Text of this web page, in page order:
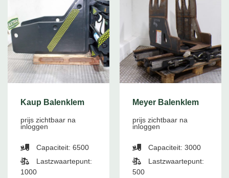
Kaup Balenklem
prijs zichtbaar na
inloggen
Capaciteit: 6500
Lastzwaartepunt:
1000
Meyer Balenklem
prijs zichtbaar na
inloggen
Capaciteit: 3000
Lastzwaartepunt:
500